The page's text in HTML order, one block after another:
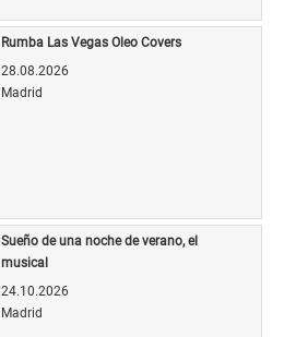
Rumba Las Vegas Oleo Covers
28.08.2026
Madrid
Sueño de una noche de verano, el
musical
24.10.2026
Madrid